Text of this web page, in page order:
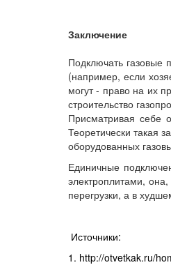
Заключение
Подключать газовые
(например, если
могут - право на их
строительство
Присматривая себе
Теоретически такая
оборудованных
Единичные
электроплитами,
перегрузки, а в
Источники:
1. http://otvetkak.ru/